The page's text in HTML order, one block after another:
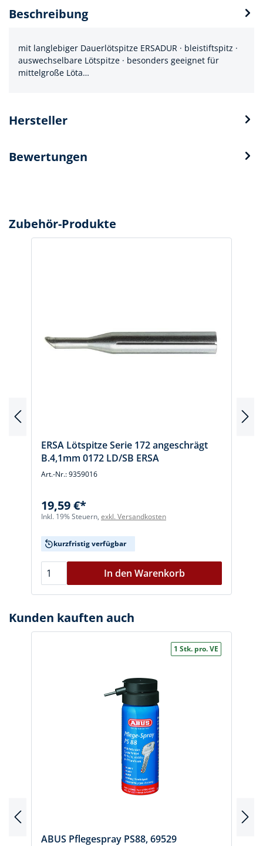
Beschreibung
mit langlebiger Dauerlötspitze ERSADUR · bleistiftspitz ·
auswechselbare Lötspitze · besonders geeignet für
mittelgroße Löta…
Hersteller
Bewertungen
Zubehör-Produkte
ERSA Lötspitze Serie 172 angeschrägt
B.4,1mm 0172 LD/SB ERSA
Art.-Nr.: 9359016
19,59 €*
Inkl. 19% Steuern, exkl. Versandkosten
kurzfristig verfügbar
In den Warenkorb
Kunden kauften auch
1 Stk. pro. VE
ABUS Pflegespray PS88, 69529